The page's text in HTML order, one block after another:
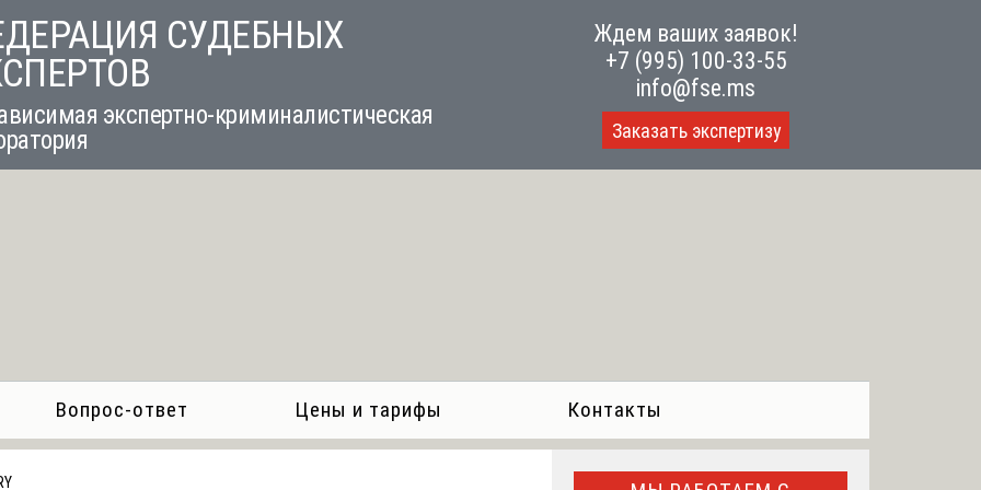
СУДЕБНЫХ
экспертно-криминалистическая
Ждем ваших заявок!
+7 (995) 100-33-55
info@fse.ms
Заказать экспертизу
Вопрос-ответ Цены и тарифы Контакты